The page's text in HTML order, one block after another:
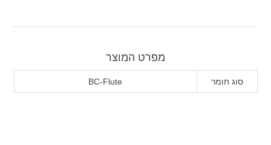
מפרט המוצר
סוג חומר BC-Flute